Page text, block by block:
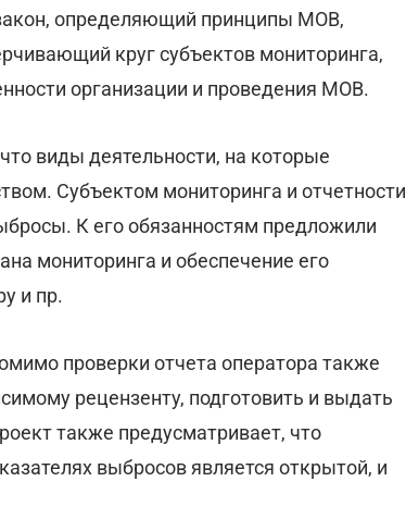
определяющий принципы МОВ,
круг субъектов мониторинга,
организации и проведения МОВ.
виды деятельности, на которые
Субъектом мониторинга и отчетности
К его обязанностям предложили
мониторинга и обеспечение его
и пр.
проверки отчета оператора также
рецензенту, подготовить и выдать
также предусматривает, что
выбросов является открытой, и